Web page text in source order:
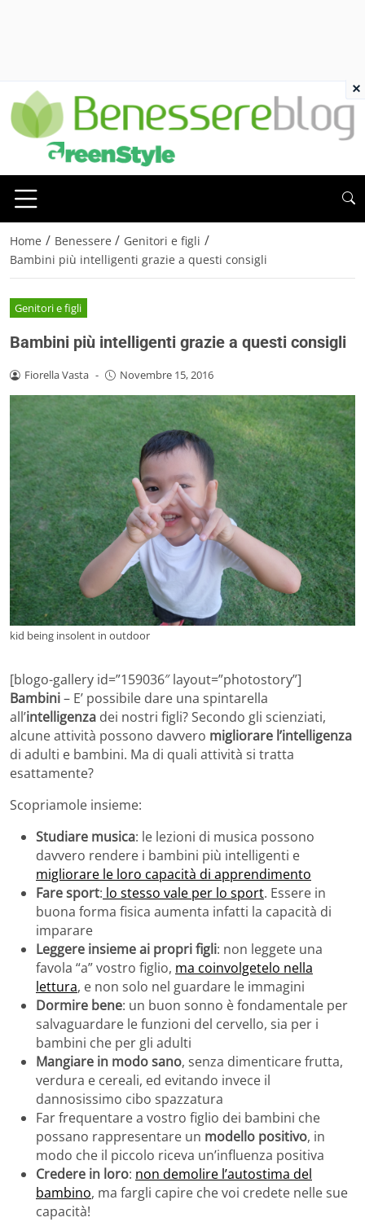
Home / Benessere / Genitori e figli /
Bambini più intelligenti grazie a questi consigli
Genitori e figli
Bambini più intelligenti grazie a questi consigli
Fiorella Vasta - Novembre 15, 2016
kid being insolent in outdoor
[blogo-gallery id=”159036″ layout=”photostory”]
Bambini– E’ possibile dare una spintarella
all’intelligenza dei nostri figli? Secondo gli scienziati,
alcune attività possono davvero migliorare l’intelligenza
di adulti e bambini. Ma di quali attività si tratta
esattamente?
Scopriamole insieme:
Studiare musica: le lezioni di musica possono
davvero rendere i bambini più intelligenti e
migliorare le loro capacità di apprendimento
Fare sport: lo stesso vale per lo sport. Essere in
buona forma fisica aumenta infatti la capacità di
imparare
Leggere insieme ai propri figli: non leggete una
favola “a” vostro figlio, ma coinvolgetelo nella
lettura, e non solo nel guardare le immagini
Dormire bene: un buon sonno è fondamentale per
salvaguardare le funzioni del cervello, sia per i
bambini che per gli adulti
Mangiare in modo sano, senza dimenticare frutta,
verdura e cereali, ed evitando invece il
dannosissimo cibo spazzatura
Far frequentare a vostro figlio dei bambini che
possano rappresentare un modello positivo, in
modo che il piccolo riceva un’influenza positiva
Credere in loro: non demolire l’autostima del
bambino, ma fargli capire che voi credete nelle sue
capacità!
×